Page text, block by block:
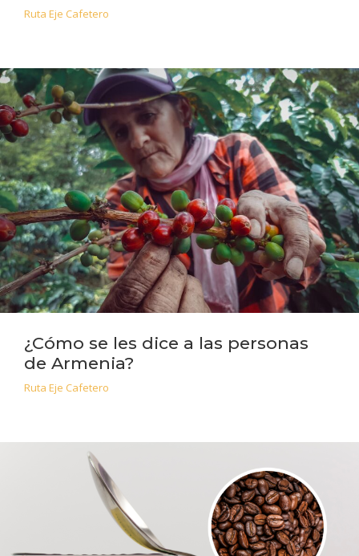
Ruta Eje Cafetero
¿Cómo se les dice a las personas
de Armenia?
Ruta Eje Cafetero